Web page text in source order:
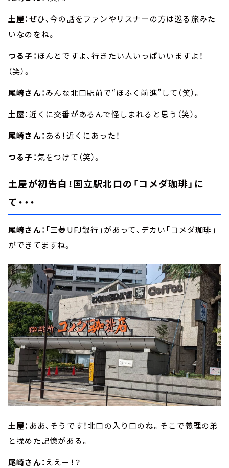
土屋：ぜひ、今の話をファンやリスナーの方は巡る旅みた
いなのをね。
つる子：ほんとですよ、行きたい人いっぱいいますよ！
（笑）。
尾崎さん：みんな北口駅前で“ほふく前進”して（笑）。
土屋：近くに交番があるんで怪しまれると思う（笑）。
尾崎さん： ある！近くにあった！
つる子：気をつけて（笑）。
土屋が初告白！国立駅北口の「コメダ珈琲」に
て・・・
尾崎さん： 「三菱UFJ銀行」があって、デカい「コメダ珈琲」
ができてますね。
土屋： ああ、そうです！北口の入り口のね。そこで義理の弟
と揉めた記憶がある。
尾崎さん： ええー！？